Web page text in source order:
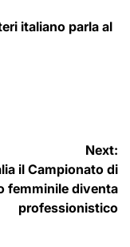
italiano parla al
Next:
il Campionato di
femminile diventa
professionistico